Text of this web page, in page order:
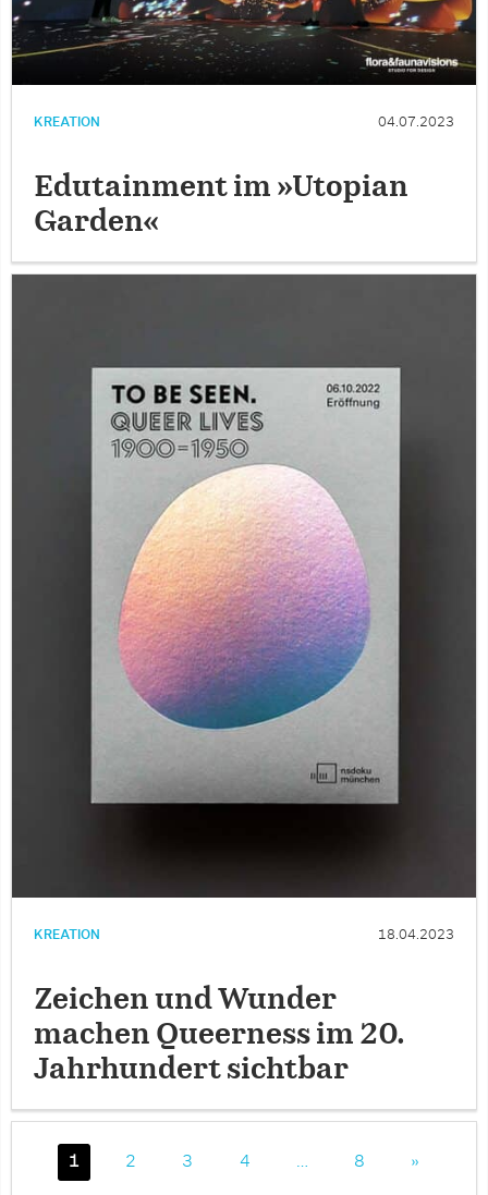
KREATION 04.07.2023
Edutainment im »Utopian
Garden«
KREATION 18.04.2023
Zeichen und Wunder
machen Queerness im 20.
Jahrhundert sichtbar
1 2 3 4 … 8 »